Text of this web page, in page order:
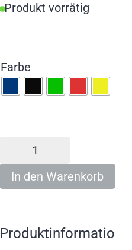
Produkt vorrätig
Farbe
In den Warenkorb
Produktinformatio